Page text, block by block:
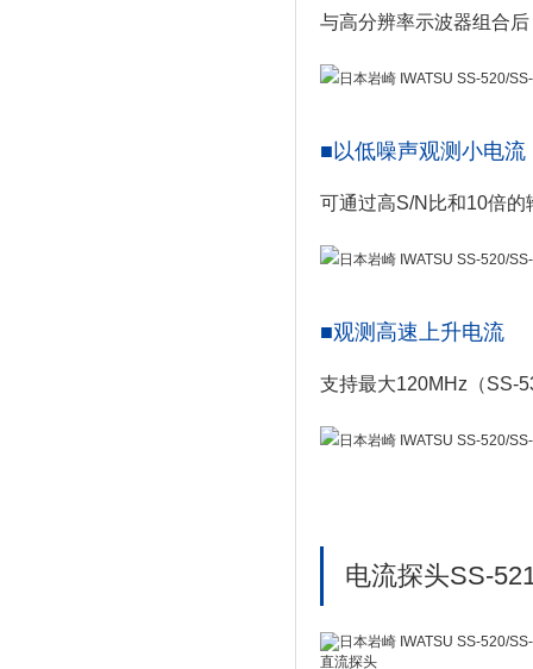
与高分辨率示波器组合
■以低噪声观测小电流
可通过高S/N比和10倍
■观测高速上升电流
支持最大120MHz（SS-
电流探头SS-